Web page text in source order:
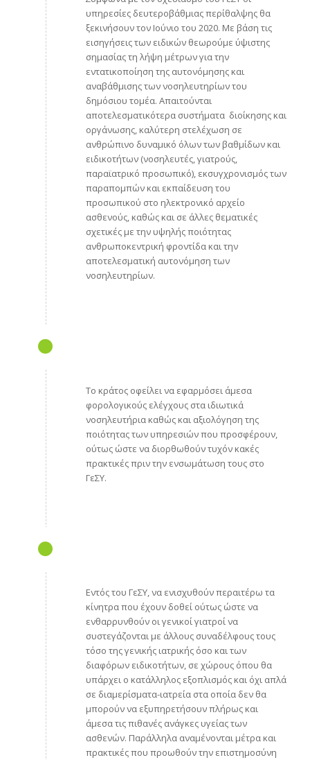
υπηρεσίες δευτεροβάθμιας περίθαλψης θα
ξεκινήσουν τον Ιούνιο του 2020. Με βάση τις
εισηγήσεις των ειδικών θεωρούμε ύψιστης
σημασίας τη λήψη μέτρων για την
εντατικοποίηση της αυτονόμησης και
αναβάθμισης των νοσηλευτηρίων του
δημόσιου τομέα. Απαιτούνται
αποτελεσματικότερα συστήματα διοίκησης και
οργάνωσης, καλύτερη στελέχωση σε
ανθρώπινο δυναμικό όλων των βαθμίδων και
ειδικοτήτων (νοσηλευτές, γιατρούς,
παραϊατρικό προσωπικό), εκσυγχρονισμός των
παραπομπών και εκπαίδευση του
προσωπικού στο ηλεκτρονικό αρχείο
ασθενούς, καθώς και σε άλλες θεματικές
σχετικές με την υψηλής ποιότητας
ανθρωποκεντρική φροντίδα και την
αποτελεσματική αυτονόμηση των
νοσηλευτηρίων.
Το κράτος οφείλει να εφαρμόσει άμεσα
φορολογικούς ελέγχους στα ιδιωτικά
νοσηλευτήρια καθώς και αξιολόγηση της
ποιότητας των υπηρεσιών που προσφέρουν,
ούτως ώστε να διορθωθούν τυχόν κακές
πρακτικές πριν την ενσωμάτωση τους στο
ΓεΣΥ.
Εντός του ΓεΣΥ, να ενισχυθούν περαιτέρω τα
κίνητρα που έχουν δοθεί ούτως ώστε να
ενθαρρυνθούν οι γενικοί γιατροί να
συστεγάζονται με άλλους συναδέλφους τους
τόσο της γενικής ιατρικής όσο και των
διαφόρων ειδικοτήτων, σε χώρους όπου θα
υπάρχει ο κατάλληλος εξοπλισμός και όχι απλά
σε διαμερίσματα-ιατρεία στα οποία δεν θα
μπορούν να εξυπηρετήσουν πλήρως και
άμεσα τις πιθανές ανάγκες υγείας των
ασθενών. Παράλληλα αναμένονται μέτρα και
πρακτικές που προωθούν την επιστημοσύνη